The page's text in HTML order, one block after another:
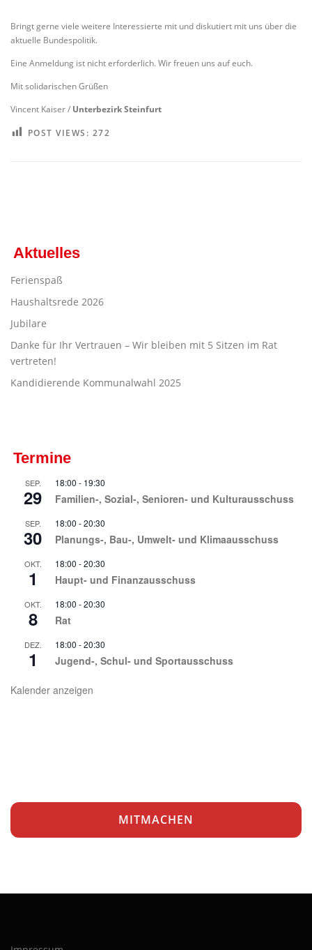
Bringt gerne viele weitere Interessierte mit und diskutiert mit uns über die
aktuelle Bundespolitik.
Eine Anmeldung ist nicht erforderlich. Wir freuen uns auf euch.
Mit solidarischen Grüßen
Vincent Kaiser / Unterbezirk Steinfurt
POST VIEWS: 272
Aktuelles
Ferienspaß
Haushaltsrede 2026
Jubilare
Danke für Ihr Vertrauen – Wir bleiben mit 5 Sitzen im Rat
vertreten!
Kandidierende Kommunalwahl 2025
Termine
SEP.
29
18:00 - 19:30
Familien-, Sozial-, Senioren- und Kulturausschuss
SEP.
30
18:00 -20:30
Planungs-, Bau-, Umwelt- und Klimaausschuss
OKT.
1
18:00 -20:30
Haupt- und Finanzausschuss
OKT.
8
18:00 -20:30
Rat
DEZ.
1
18:00 -20:30
Jugend-, Schul- und Sportausschuss
Kalender anzeigen
MITMACHEN